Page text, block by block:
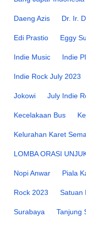
Daeng Azis Dr. Ir.
Edi Prastio Eggy
Indie Music Indie
Indie Rock July 2023
Jokowi July Indie
Kecelakaan Bus
Kelurahan Karet
LOMBA ORASI
Nopi Anwar Piala
Rock 2023 Satuan
Surabaya Tanjung